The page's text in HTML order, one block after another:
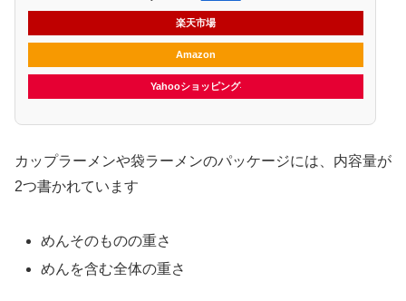
楽天市場
Amazon
Yahooショッピング
カップラーメンや袋ラーメンのパッケージには、内容量が
2つ書かれています
めんそのものの重さ
めんを含む全体の重さ